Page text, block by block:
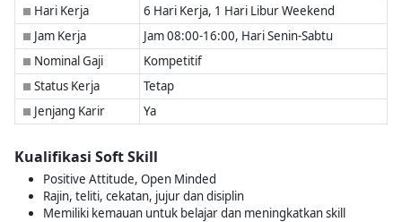
■ Hari Kerja 6 Hari Kerja, 1 Hari Libur Weekend
■ Jam Kerja Jam 08:00-16:00, Hari Senin-Sabtu
■ Nominal Gaji Kompetitif
■ Status Kerja Tetap
■ Jenjang Karir Ya
Kualifikasi Soft Skill
Positive Attitude, Open Minded
Rajin, teliti, cekatan, jujur dan disiplin
Memiliki kemauan untuk belajar dan meningkatkan skill